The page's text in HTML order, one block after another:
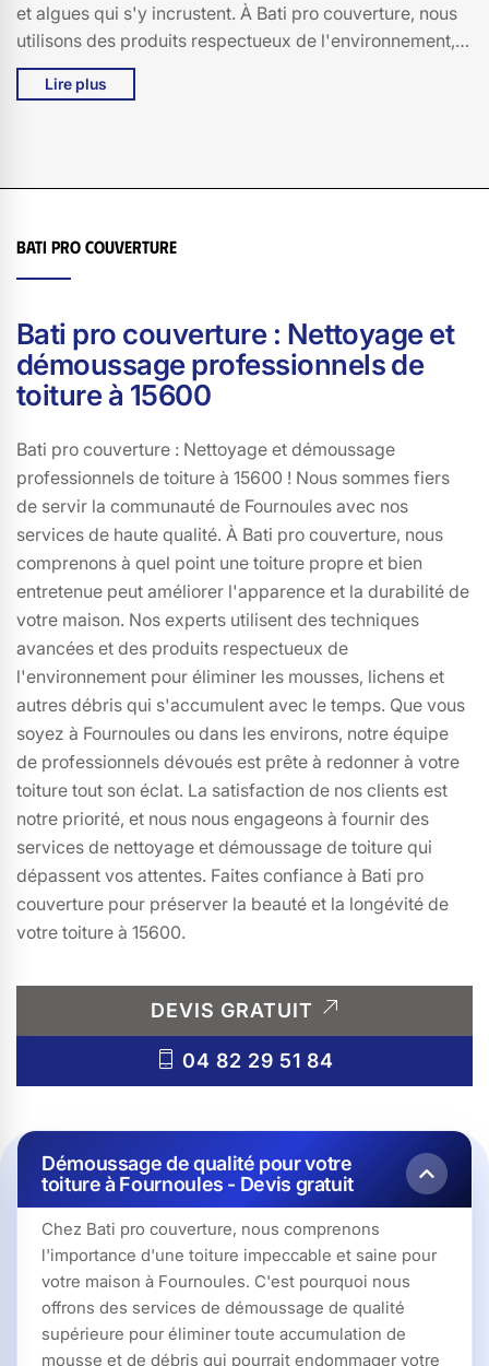
et algues qui s'y incrustent. À Bati pro couverture, nous
utilisons des produits respectueux de l'environnement,
garantissant ainsi la préservation de votre toiture tout en
respectant notre planète. Nos équipes de professionnels
l'excellence, optez pour Bati pro couverture.
Lire plus
Bati pro couverture
Bati pro couverture : Nettoyage et
démoussage professionnels de
toiture à 15600
Bati pro couverture : Nettoyage et démoussage
professionnels de toiture à 15600 ! Nous sommes fiers
de servir la communauté de Fournoules avec nos
services de haute qualité. À Bati pro couverture, nous
comprenons à quel point une toiture propre et bien
entretenue peut améliorer l'apparence et la durabilité de
votre maison. Nos experts utilisent des techniques
avancées et des produits respectueux de
l'environnement pour éliminer les mousses, lichens et
autres débris qui s'accumulent avec le temps. Que vous
soyez à Fournoules ou dans les environs, notre équipe
de professionnels dévoués est prête à redonner à votre
toiture tout son éclat. La satisfaction de nos clients est
notre priorité, et nous nous engageons à fournir des
services de nettoyage et démoussage de toiture qui
dépassent vos attentes. Faites confiance à Bati pro
couverture pour préserver la beauté et la longévité de
votre toiture à 15600.
DEVIS GRATUIT
04 82 29 51 84
Démoussage de qualité pour votre
toiture à Fournoules - Devis gratuit
Chez Bati pro couverture, nous comprenons
l'importance d'une toiture impeccable et saine pour
votre maison à Fournoules. C'est pourquoi nous
offrons des services de démoussage de qualité
supérieure pour éliminer toute accumulation de
mousse et de débris qui pourrait endommager votre